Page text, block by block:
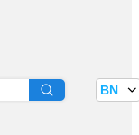
BN